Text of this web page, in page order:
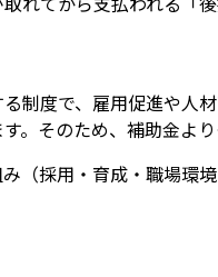
制度で、雇用促進や人
。そのため、補助金よ
（採用・育成・職場環